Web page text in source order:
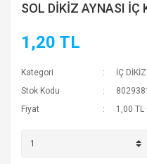
SOL DİKİZ AYNASI İÇ
1,20 TL
Kategori
İÇ
Stok Kodu
Fiyat
1,00 TL